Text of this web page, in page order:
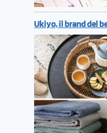
Ukiyo, il brand del